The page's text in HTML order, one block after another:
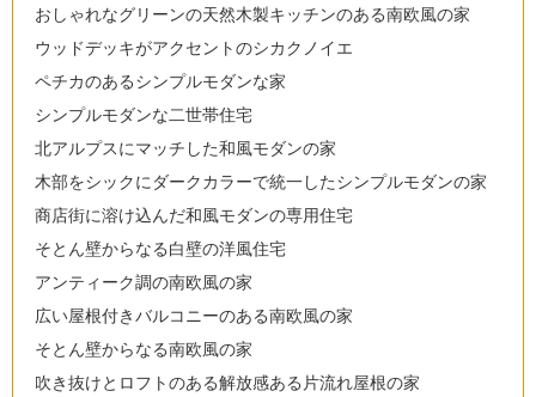
おしゃれなグリーンの天然木製キッチンのある南欧風の家
ウッドデッキがアクセントのシカクノイエ
ペチカのあるシンプルモダンな家
シンプルモダンな二世帯住宅
北アルプスにマッチした和風モダンの家
木部をシックにダークカラーで統一したシンプルモダンの家
商店街に溶け込んだ和風モダンの専用住宅
そとん壁からなる白壁の洋風住宅
アンティーク調の南欧風の家
広い屋根付きバルコニーのある南欧風の家
そとん壁からなる南欧風の家
吹き抜けとロフトのある解放感ある片流れ屋根の家